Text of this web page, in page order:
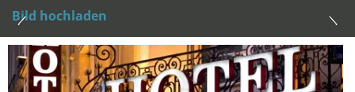
Bild hochladen